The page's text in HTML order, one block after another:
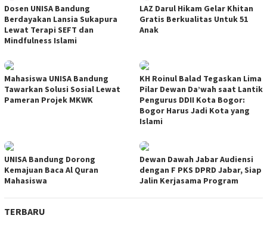
Dosen UNISA Bandung
Berdayakan Lansia Sukapura
Lewat Terapi SEFT dan
Mindfulness Islami
LAZ Darul Hikam Gelar Khitan
Gratis Berkualitas Untuk 51
Anak
Mahasiswa UNISA Bandung
Tawarkan Solusi Sosial Lewat
Pameran Projek MKWK
KH Roinul Balad Tegaskan Lima
Pilar Dewan Da’wah saat Lantik
Pengurus DDII Kota Bogor:
Bogor Harus Jadi Kota yang
Islami
UNISA Bandung Dorong
Kemajuan Baca Al Quran
Mahasiswa
Dewan Dawah Jabar Audiensi
dengan F PKS DPRD Jabar, Siap
Jalin Kerjasama Program
TERBARU